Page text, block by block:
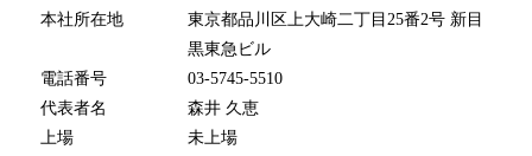
本社所在地
東京都品川区上大崎二丁目25番2号 新目
黒東急ビル
電話番号
03-5745-5510
代表者名
森井 久恵
上場
未上場